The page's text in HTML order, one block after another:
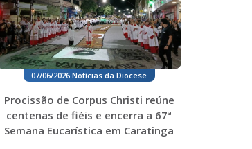
07/06/2026 Notícias da Diocese
Procissão de Corpus Christi reúne
centenas de fiéis e encerra a 67ª
Semana Eucarística em Caratinga